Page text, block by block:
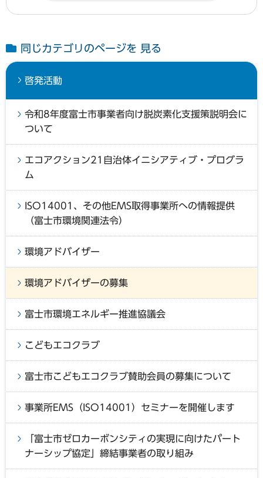
同じカテゴリのページを 見る
啓発活動
令和8年度富士市事業者向け脱炭素化支援策説明会に
ついて
エコアクション21自治体イニシアティブ・プログラ
ム
ISO14001、その他EMS取得事業所への情報提供
（富士市環境関連法令）
環境アドバイザー
環境アドバイザーの募集
富士市環境エネルギー推進協議会
こどもエコクラブ
富士市こどもエコクラブ賛助会員の募集について
事業所EMS（ISO14001）セミナーを開催します
「富士市ゼロカーボンシティの実現に向けたパート
ナーシップ協定」締結事業者の取り組み